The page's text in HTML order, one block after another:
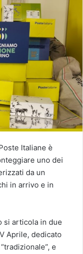
Italiane è
uno dei
da un
in arrivo e in
si articola in due
Aprile, dedicato
e